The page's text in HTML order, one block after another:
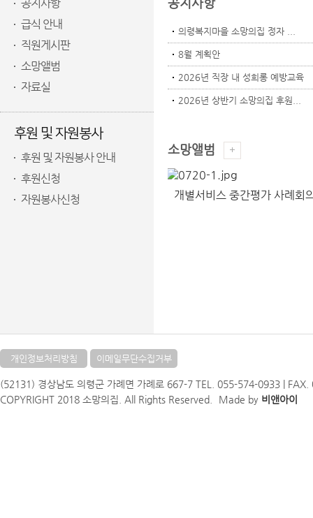
공지사항
급식 안내
직원게시판
소망앨범
자료실
후원 및 자원봉사
후원 및 자원봉사 안내
후원신청
자원봉사신청
의령복지마을 소망의집 정자 ...
8월 계획안
2026년 직장 내 성희롱 예방교육
2026년 상반기 소망의집 후원...
소망앨범
개별서비스 중간평가 사례회
개인정보처리방침 이메일무단수집거부
(52131) 경상남도 의령군 가례면 가례로 667-7 TEL. 055-574-0933 |
COPYRIGHT 2018 소망의집. All Rights Reserved.
Made by 비앤아이